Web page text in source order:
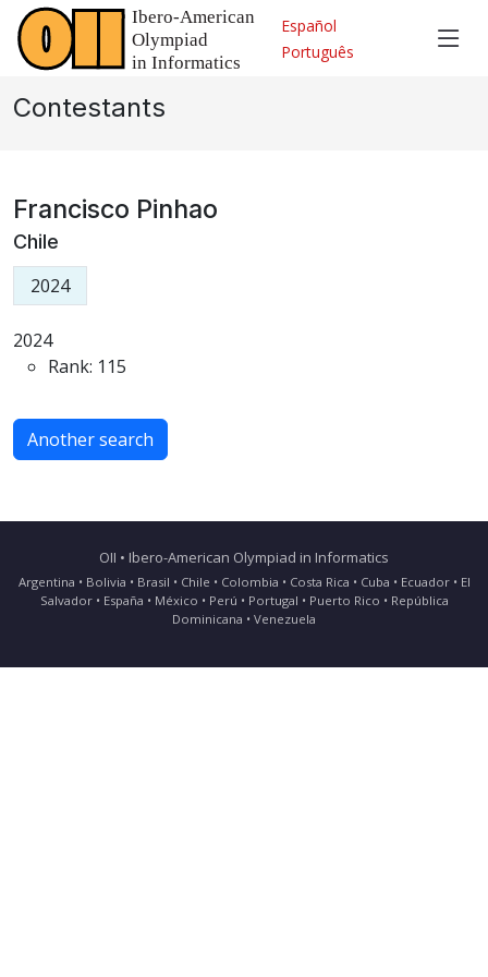
Español
Português
Contestants
Francisco Pinhao
Chile
2024
2024
Rank: 115
Another search
OII • Ibero-American Olympiad in Informatics
Argentina • Bolivia • Brasil • Chile • Colombia • Costa Rica • Cuba • Ecuador • El
Salvador • España • México • Perú • Portugal • Puerto Rico • República
Dominicana • Venezuela